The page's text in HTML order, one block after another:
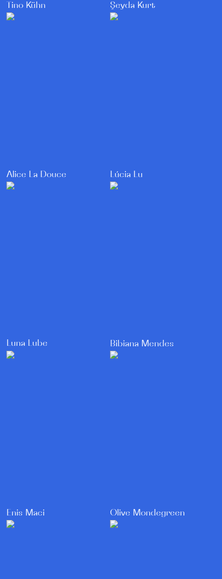
Tino Kühn Şeyda Kurt
Alice La Douce Lúcia Lu
Luna Lube Bibiana Mendes
Enis Maci Olive Mondegreen